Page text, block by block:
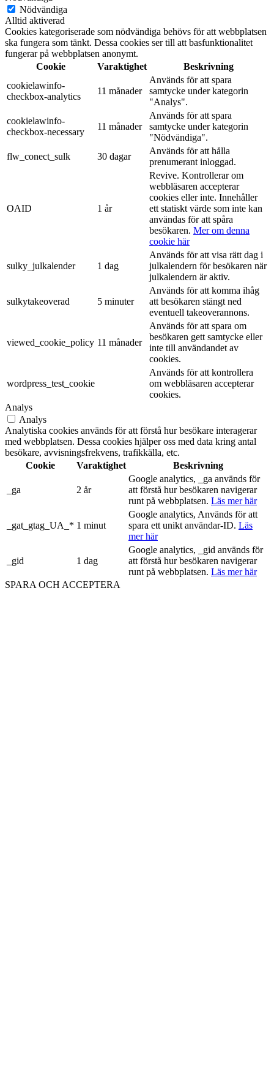
Nödvändiga
Alltid aktiverad
Cookies kategoriserade som nödvändiga behövs för att webbplatsen
ska fungera som tänkt. Dessa cookies ser till att basfunktionalitet
fungerar på webbplatsen anonymt.
Cookie
Varaktighet
Beskrivning
cookielawinfo-
checkbox-analytics
11 månader
Används för att spara
samtycke under kategorin
"Analys".
cookielawinfo-
checkbox-necessary
11 månader
Används för att spara
samtycke under kategorin
"Nödvändiga".
flw_conect_sulk
30 dagar
Används för att hålla
prenumerant inloggad.
OAID 1 år
Revive. Kontrollerar om
webbläsaren accepterar
cookies eller inte. Innehåller
ett statiskt värde som inte kan
användas för att spåra
besökaren. Mer om denna
cookie här
sulky_julkalender 1 dag
Används för att visa rätt dag i
julkalendern för besökaren när
julkalendern är aktiv.
sulkytakeoverad 5 minuter
Används för att komma ihåg
att besökaren stängt ned
eventuell takeoverannons.
viewed_cookie_policy 11 månader
Används för att spara om
besökaren gett samtycke eller
inte till användandet av
cookies.
wordpress_test_cookie
Används för att kontrollera
om webbläsaren accepterar
cookies.
Analys
Analys
Analytiska cookies används för att förstå hur besökare interagerar
med webbplatsen. Dessa cookies hjälper oss med data kring antal
besökare, avvisningsfrekvens, trafikkälla, etc.
Cookie
Varaktighet Beskrivning
_ga 2 år
Google analytics, _ga används för
att förstå hur besökaren navigerar
runt på webbplatsen. Läs mer här
_gat_gtag_UA_* 1 minut
Google analytics, Används för att
spara ett unikt användar-ID. Läs
mer här
_gid 1 dag
Google analytics, _gid används för
att förstå hur besökaren navigerar
runt på webbplatsen. Läs mer här
SPARA OCH ACCEPTERA